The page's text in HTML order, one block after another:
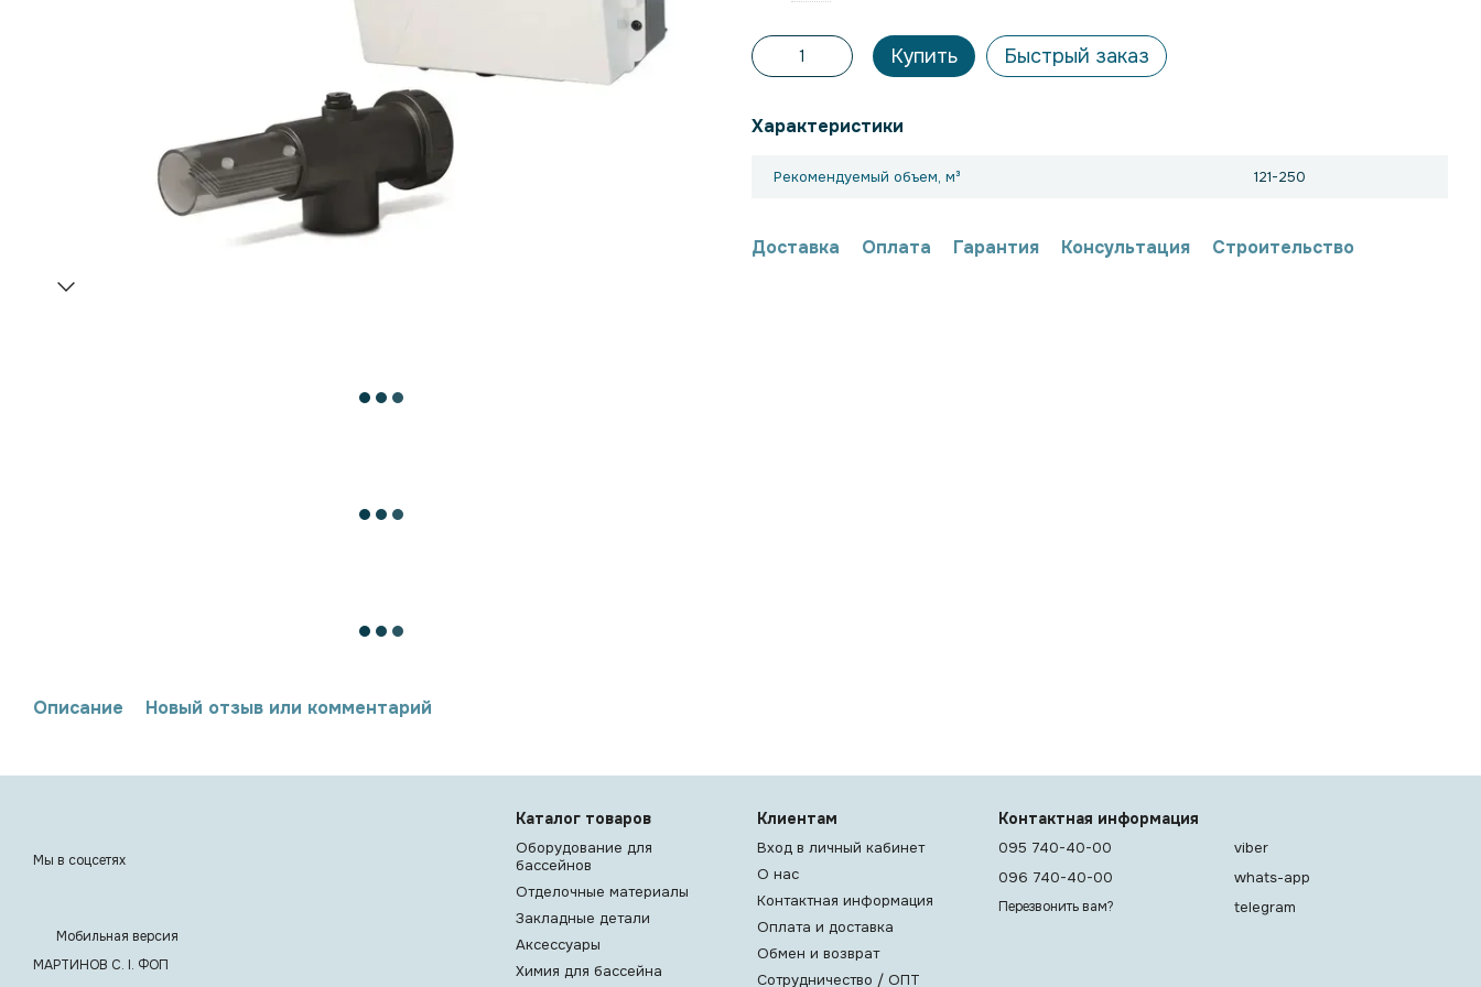
Купить Быстрый заказ
Характеристики
Рекомендуемый объем, м³ 121-250
Доставка Оплата Гарантия Консультация Строительство
Описание Новый отзыв или комментарий
Мы в соцсетях
Мобильная версия
МАРТИНОВ С. I. ФОП
Каталог товаров
Оборудование для
бассейнов
Отделочные материалы
Закладные детали
Аксессуары
Химия для бассейна
Клиентам
Вход в личный кабинет
О нас
Контактная информация
Оплата и доставка
Обмен и возврат
Сотрудничество / ОПТ
Контактная информация
095 740-40-00
096 740-40-00
Перезвонить вам?
viber
whats-app
telegram